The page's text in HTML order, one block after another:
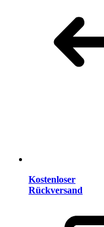
Kostenloser
Rückversand